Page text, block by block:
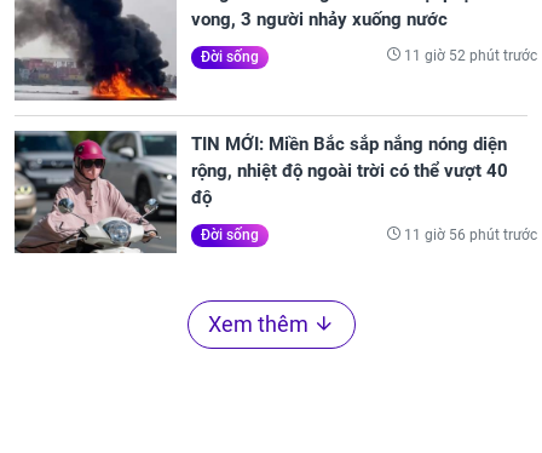
vong, 3 người nhảy xuống nước
Đời sống 11 giờ 52 phút trước
TIN MỚI: Miền Bắc sắp nắng nóng diện
rộng, nhiệt độ ngoài trời có thể vượt 40
độ
Đời sống 11 giờ 56 phút trước
Xem thêm